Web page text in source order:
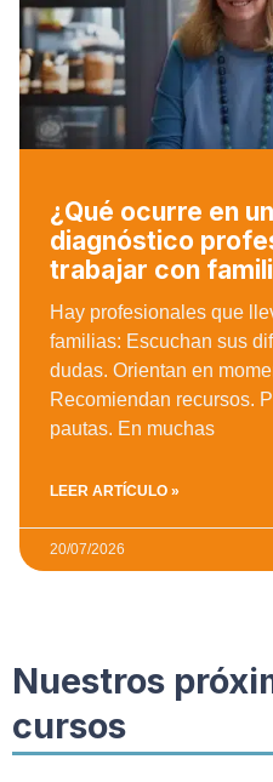
¿Qué ocurre en
diagnóstico
trabajar con
Hay profesionales que
familias: Escuchan sus
dudas. Orientan en
Recomiendan recursos.
pautas. En muchas
LEER ARTÍCULO »
20/07/2026
Nuestros
cursos